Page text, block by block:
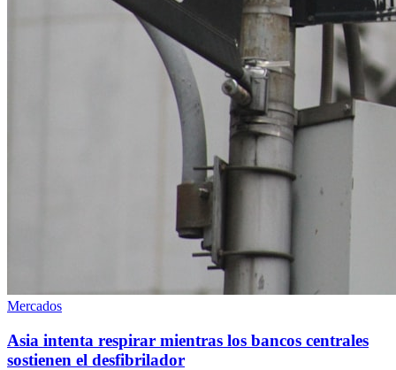
Mercados
Asia intenta respirar mientras los bancos centrales
sostienen el desfibrilador